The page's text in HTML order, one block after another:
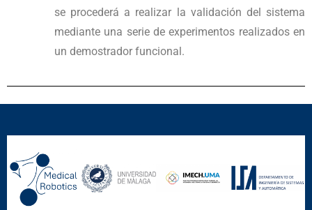
se procederá a realizar la validación del sistema
mediante una serie de experimentos realizados en
un demostrador funcional.